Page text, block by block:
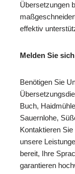
Übersetzungen
effektiv
Melden Sie
Benötigen Sie
Buch,
Sauernlohe,
Kontaktieren
unsere
bereit, Ihre
garantieren